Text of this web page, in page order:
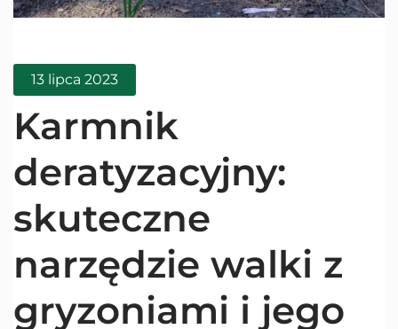
13 lipca 2023
Karmnik
deratyzacyjny:
skuteczne
narzędzie walki z
gryzoniami i jego